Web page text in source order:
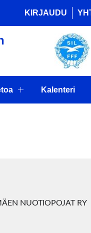
KIRJAUDU
Kalenteri
NUOTIOPOJAT RY